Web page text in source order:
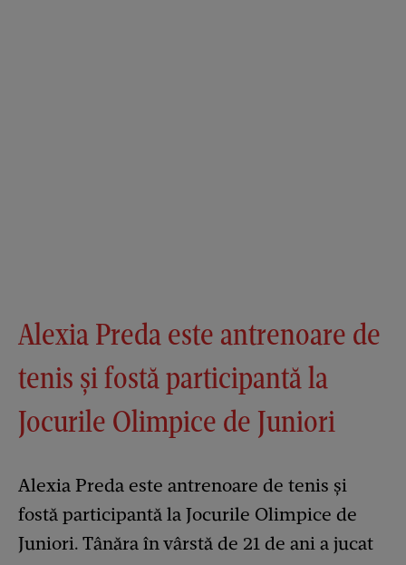
Alexia Preda este antrenoare de
tenis și fostă participantă la
Jocurile Olimpice de Juniori
Alexia Preda este antrenoare de tenis și
fostă participantă la Jocurile Olimpice de
Juniori. Tânăra în vârstă de 21 de ani a jucat